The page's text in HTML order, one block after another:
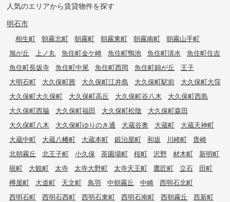
人気のエリアから賃貸物件を探す
明石市
相生町 朝霧北町 朝霧町 朝霧東町 朝霧南町
朝霧山手町
旭が丘
上ノ丸 魚住町金ケ崎 魚住町鴨池 魚住町清水
魚住町住吉
魚住町長坂寺
魚住町中尾 魚住町西岡 魚住町錦が丘
王子
大明石町
大久保町茜 大久保町江井島 大久保町駅前
大久保町大窪
大久保町大久保町
大久保町高丘 大久保町谷八木
大久保町西島
大久保町西脇
大久保町福田 大久保町松陰
大久保町森田
大久保町八木
大久保町ゆりのき通 大蔵谷奥 大蔵町
大蔵天神町
大蔵中町
大蔵八幡町 大蔵本町 鍛治屋町 和坂 川崎町
貴崎
北朝霧丘
北王子町 小久保 茶園場町 桜町 沢野 材木町
新明町
硯町
大観町 太寺 太寺大野町 太寺天王町 鷹匠町 立石
田町
樽屋町
大道町 天文町 鳥羽 中朝霧丘 中崎
西明石北町
西明石町
西明石西町 西明石東町 西明石南町 西朝霧丘
西新町